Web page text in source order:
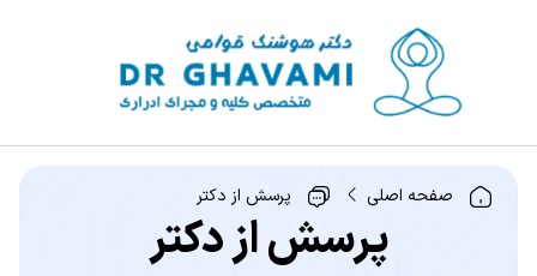
صفحه اصلی پرسش از دکتر
پرسش از دکتر